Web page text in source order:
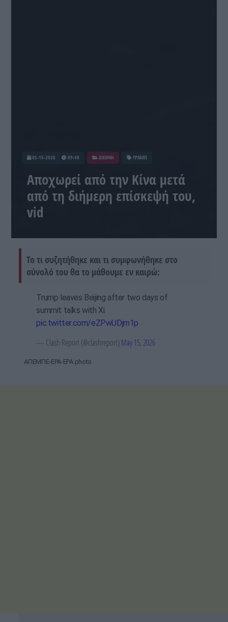
05-15-2026 09:48 ΔΙΕΘΝΗ ΤΡΑΜΠ
Αποχωρεί από την Κίνα μετά
από τη διήμερη επίσκεψή του,
vid
Το τι συζητήθηκε και τι συμφωνήθηκε στο
σύνολό του θα το μάθουμε εν καιρώ:
Trump leaves Beijing after two days of
summit talks with Xi.
pic.twitter.com/eZPwUDjm1p
— Clash Report (@clashreport)May 15, 2026
ΑΠΕΜΠΕ-EPA-EPA photo